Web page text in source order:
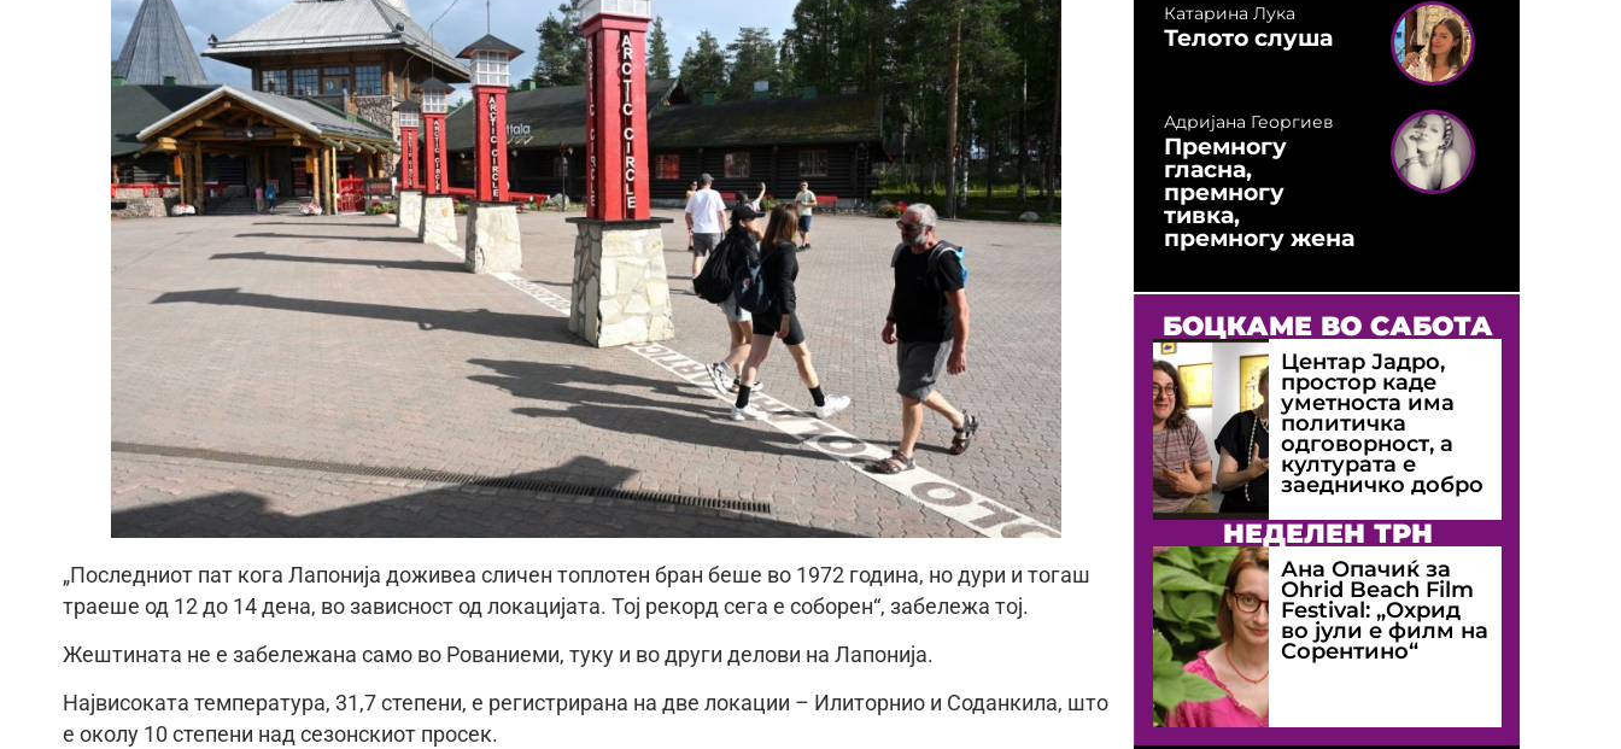
„Последниот пат кога Лапонија доживеа сличен топлотен бран беше во 1972 година, но дури и тогаш
траеше од 12 до 14 дена, во зависност од локацијата. Тој рекорд сега е соборен“, забележа тој.
Жештината не е забележана само во Рованиеми, туку и во други делови на Лапонија.
Највисоката температура, 31,7 степени, е регистрирана на две локации – Илиторнио и Соданкила, што
е околу 10 степени над сезонскиот просек.
Катарина Лука
Телото слуша
Адријана Георгиев
Премногу
гласна,
премногу
тивка,
премногу жена
БОЦКАМЕ ВО САБОТА
Центар Јадро,
простор каде
уметноста има
политичка
одговорност, а
културата е
заедничко добро
НЕДЕЛЕН ТРН
Ана Опачиќ за
Оhrid Beach Film
Festival: „Охрид
во јули е филм на
Сорентино“